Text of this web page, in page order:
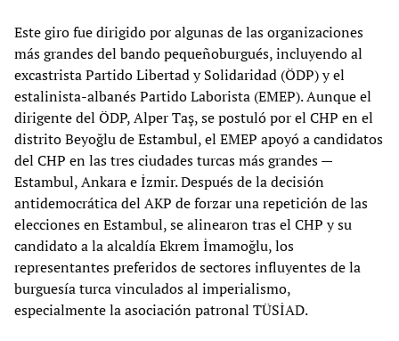
Este giro fue dirigido por algunas de las organizaciones
más grandes del bando pequeñoburgués, incluyendo al
excastrista Partido Libertad y Solidaridad (ÖDP) y el
estalinista-albanés Partido Laborista (EMEP). Aunque el
dirigente del ÖDP, Alper Taş, se postuló por el CHP en el
distrito Beyoğlu de Estambul, el EMEP apoyó a candidatos
del CHP en las tres ciudades turcas más grandes —
Estambul, Ankara e İzmir. Después de la decisión
antidemocrática del AKP de forzar una repetición de las
elecciones en Estambul, se alinearon tras el CHP y su
candidato a la alcaldía Ekrem İmamoğlu, los
representantes preferidos de sectores influyentes de la
burguesía turca vinculados al imperialismo,
especialmente la asociación patronal TÜSİAD.